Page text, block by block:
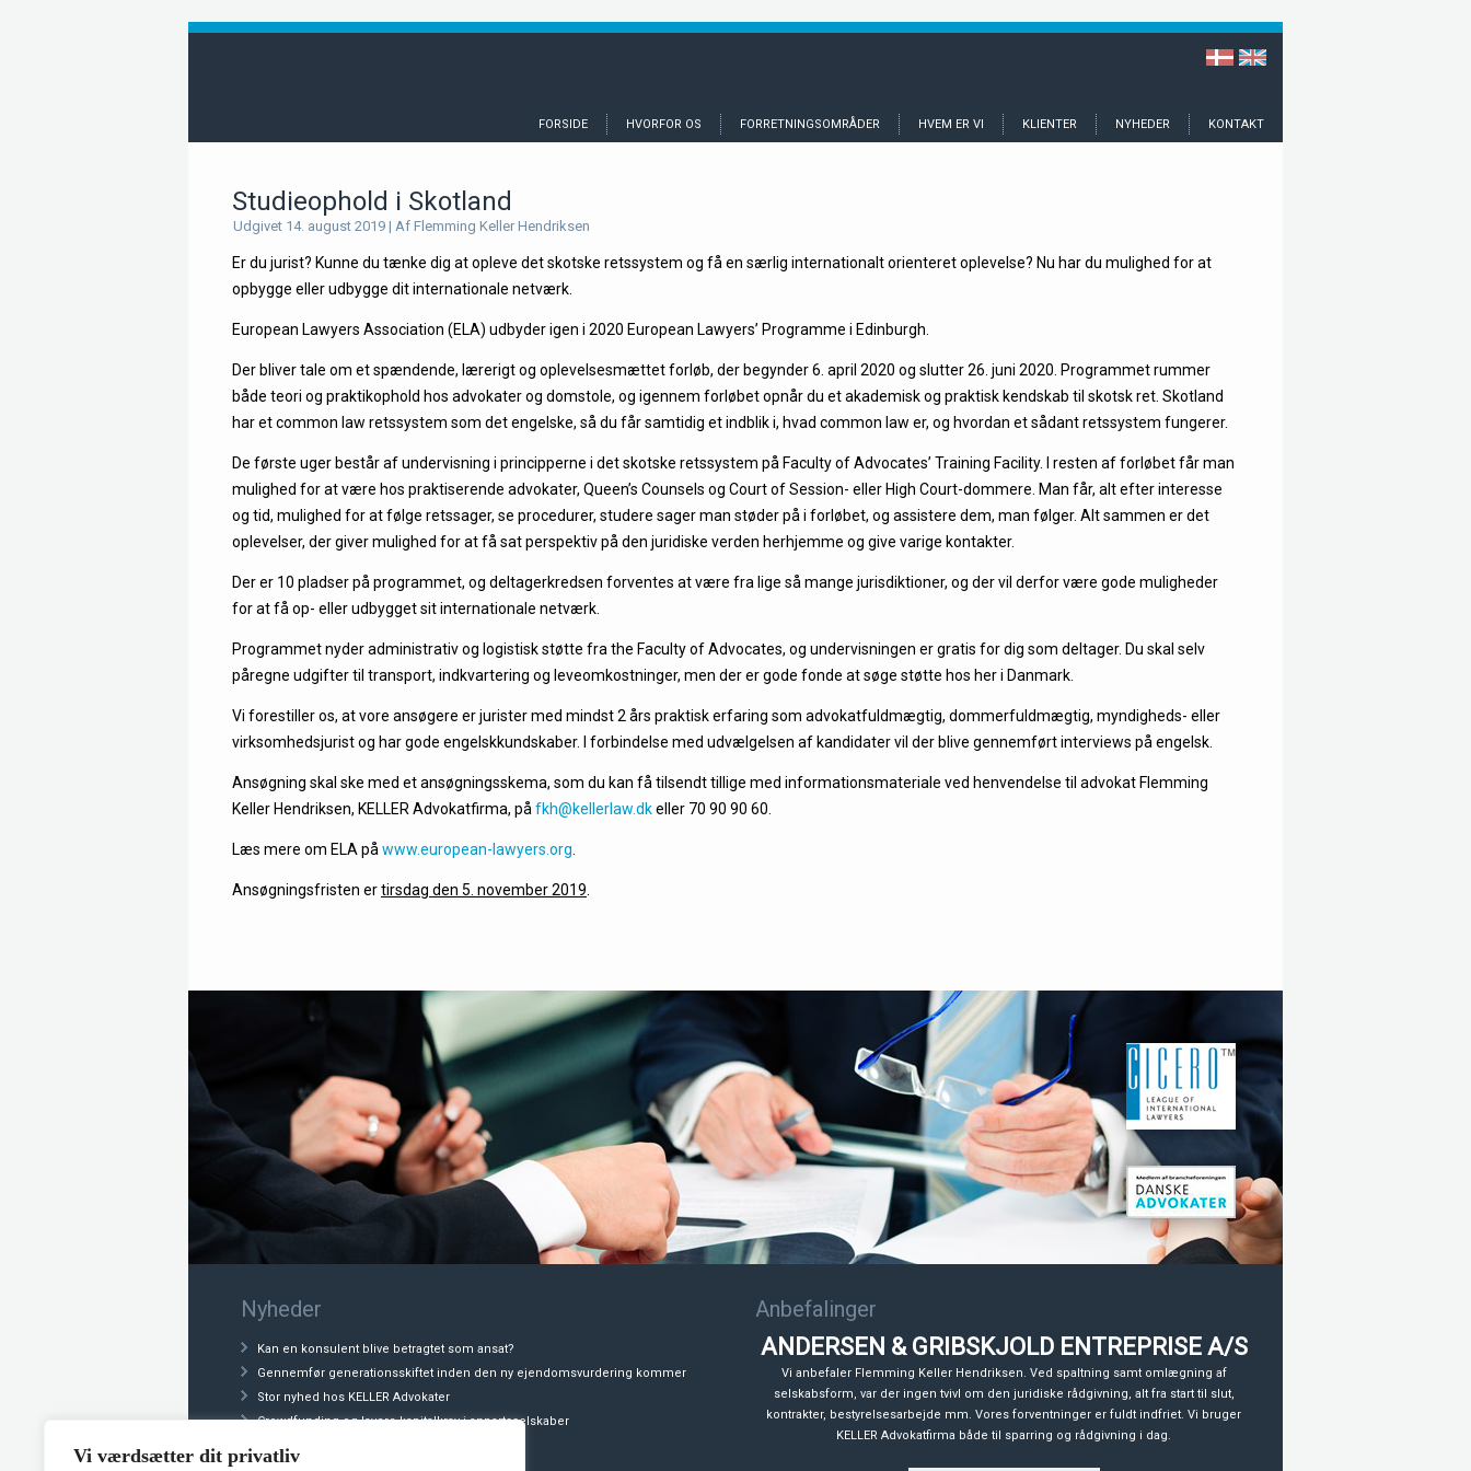
Vi værdsætter dit privatliv
FORSIDE HVORFOR OS FORRETNINGSOMRÅDER HVEM ER VI KLIENTER NYHEDER KONTAKT
Studieophold i Skotland
Udgivet 14. august 2019 | Af Flemming Keller Hendriksen
Er du jurist? Kunne du tænke dig at opleve det skotske retssystem og få en særlig internationalt orienteret oplevelse? Nu har du mulighed for at
opbygge eller udbygge dit internationale netværk.
European Lawyers Association (ELA) udbyder igen i 2020 European Lawyers’ Programme i Edinburgh.
Der bliver tale om et spændende, lærerigt og oplevelsesmættet forløb, der begynder 6. april 2020 og slutter 26. juni 2020. Programmet rummer
både teori og praktikophold hos advokater og domstole, og igennem forløbet opnår du et akademisk og praktisk kendskab til skotsk ret. Skotland
har et common law retssystem som det engelske, så du får samtidig et indblik i, hvad common law er, og hvordan et sådant retssystem fungerer.
De første uger består af undervisning i principperne i det skotske retssystem på Faculty of Advocates’ Training Facility. I resten af forløbet får man
mulighed for at være hos praktiserende advokater, Queen’s Counsels og Court of Session- eller High Court-dommere. Man får, alt efter interesse
og tid, mulighed for at følge retssager, se procedurer, studere sager man støder på i forløbet, og assistere dem, man følger. Alt sammen er det
oplevelser, der giver mulighed for at få sat perspektiv på den juridiske verden herhjemme og give varige kontakter.
Der er 10 pladser på programmet, og deltagerkredsen forventes at være fra lige så mange jurisdiktioner, og der vil derfor være gode muligheder
for at få op- eller udbygget sit internationale netværk.
Programmet nyder administrativ og logistisk støtte fra the Faculty of Advocates, og undervisningen er gratis for dig som deltager. Du skal selv
påregne udgifter til transport, indkvartering og leveomkostninger, men der er gode fonde at søge støtte hos her i Danmark.
Vi forestiller os, at vore ansøgere er jurister med mindst 2 års praktisk erfaring som advokatfuldmægtig, dommerfuldmægtig, myndigheds- eller
virksomhedsjurist og har gode engelskkundskaber. I forbindelse med udvælgelsen af kandidater vil der blive gennemført interviews på engelsk.
Ansøgning skal ske med et ansøgningsskema, som du kan få tilsendt tillige med informationsmateriale ved henvendelse til advokat Flemming
Keller Hendriksen, KELLER Advokatfirma, på fkh@kellerlaw.dkeller 70 90 90 60.
Læs mere om ELA på www.european-lawyers.org
Ansøgningsfristen ertirsdag den 5. november 2019
Nyheder
Kan en konsulent blive betragtet som ansat?
Gennemfør generationsskiftet inden den ny ejendomsvurdering kommer
Stor nyhed hos KELLER Advokater
Crowdfunding og lavere kapitalkrav i anpartsselskaber
Fogedsager – nyhed
Anbefalinger
ANDERSEN & GRIBSKJOLD ENTREPRISE A/S
Vi anbefaler Flemming Keller Hendriksen. Ved spaltning samt omlægning af
selskabsform, var der ingen tvivl om den juridiske rådgivning, alt fra start til slut,
kontrakter, bestyrelsesarbejde mm. Vores forventninger er fuldt indfriet. Vi bruger
KELLER Advokatfirma både til sparring og rådgivning i dag.